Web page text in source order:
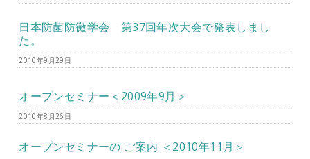
日本防菌防黴学会 第37回年次大会で発表しまし
た。
2010年9月29日
オープンセミナー＜2009年9月＞
2010年8月26日
オープンセミナーの ご案内 ＜2010年11月＞